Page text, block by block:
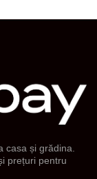
casa și grădina.
prețuri pentru